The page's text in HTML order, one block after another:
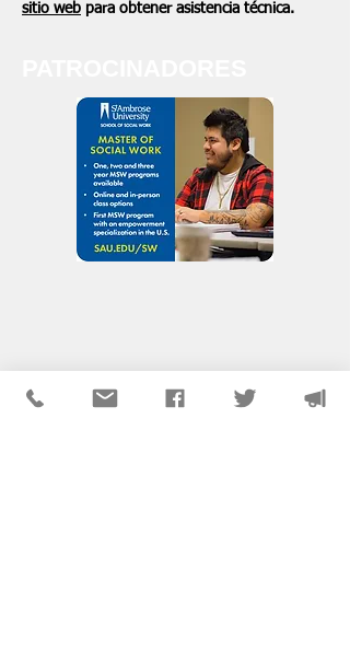
sitio web para obtener asistencia técnica.